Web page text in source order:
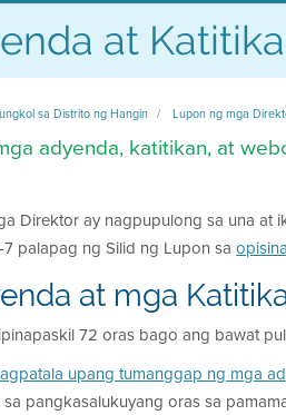
at
sa Distrito ng Hangin Lupon ng mga
adyenda, katitikan, at
Direktor ay nagpupulong sa una at
palapag ng Silid ng Lupon sa
at mga
72 oras bago ang bawat
upang tumanggap ng mga
pangkasalukuyang oras sa